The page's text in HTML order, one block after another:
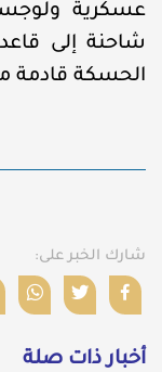
شاحنة إلى
الحسكة قادمة
شارك الخبر على:
أخبار ذات صلة